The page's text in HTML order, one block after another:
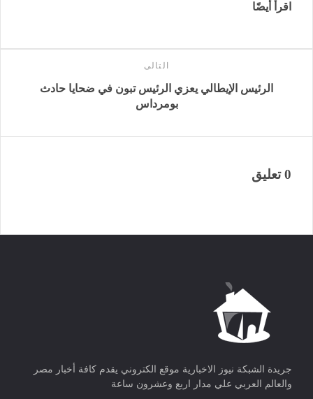
اقرأ أيضًا
التالى
الرئيس الإيطالي يعزي الرئيس تبون في ضحايا حادث
بومرداس
0 تعليق
جريدة الشبكة نيوز الاخبارية موقع الكتروني يقدم كافة أخبار مصر
والعالم العربي علي مدار اربع وعشرون ساعة